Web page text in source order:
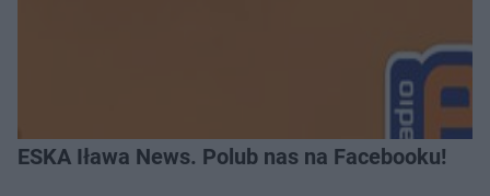
ESKA Iława News. Polub nas na Facebooku!